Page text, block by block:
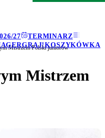
27
TERMINARZ
GRAJ!KOSZYKÓWKA
Mistrzem Polski juniorów
Mistrzem